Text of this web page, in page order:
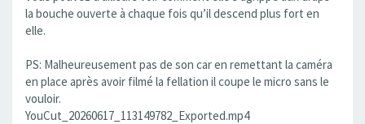
la bouche ouverte à chaque fois qu’il descend plus fort en
elle.
PS: Malheureusement pas de son car en remettant la caméra
en place après avoir filmé la fellation il coupe le micro sans le
vouloir.
YouCut_20260617_113149782_Exported.mp4